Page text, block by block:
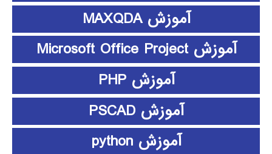
آموزش MAXQDA
آموزش Microsoft Office Project
آموزش PHP
آموزش PSCAD
آموزش python